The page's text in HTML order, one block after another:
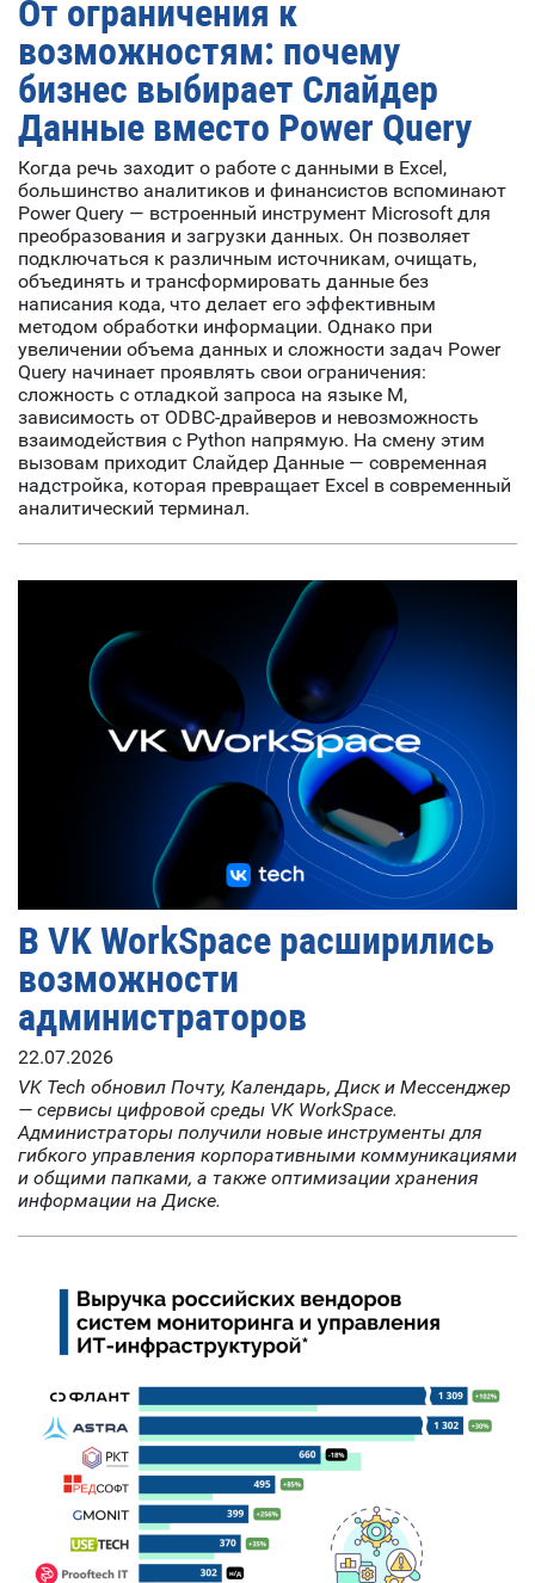
От ограничения к
возможностям: почему
бизнес выбирает Слайдер
Данные вместо Power Query
Когда речь заходит о работе с данными в Excel,
большинство аналитиков и финансистов вспоминают
Power Query — встроенный инструмент Microsoft для
преобразования и загрузки данных. Он позволяет
подключаться к различным источникам, очищать,
объединять и трансформировать данные без
написания кода, что делает его эффективным
методом обработки информации. Однако при
увеличении объема данных и сложности задач Power
Query начинает проявлять свои ограничения:
сложность с отладкой запроса на языке M,
зависимость от ODBC-драйверов и невозможность
взаимодействия с Python напрямую. На смену этим
вызовам приходит Слайдер Данные — современная
надстройка, которая превращает Excel в современный
аналитический терминал.
В VK WorkSpace расширились
возможности
администраторов
22.07.2026
VK Tech обновил Почту, Календарь, Диск и Мессенджер
— сервисы цифровой среды VK WorkSpace.
Администраторы получили новые инструменты для
гибкого управления корпоративными коммуникациями
и общими папками, а также оптимизации хранения
информации на Диске.